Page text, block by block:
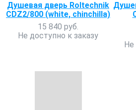
Душевая дверь Roltechnik
CDZ2/800 (white, chinchilla)
15 840 руб.
Не доступно к заказу
Не